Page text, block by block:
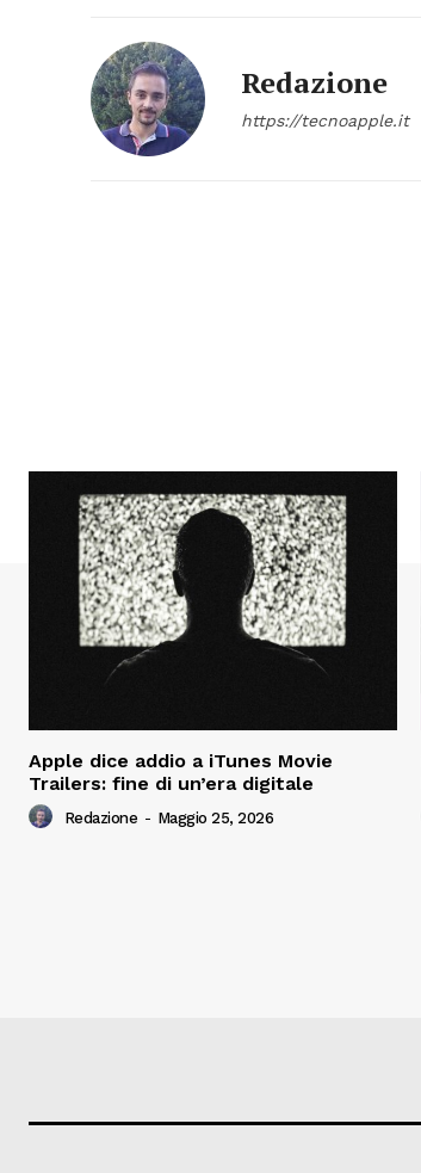
Redazione
https://tecnoapple.it
Apple dice addio a iTunes Movie
Trailers: fine di un’era digitale
Redazione - Maggio 25, 2026